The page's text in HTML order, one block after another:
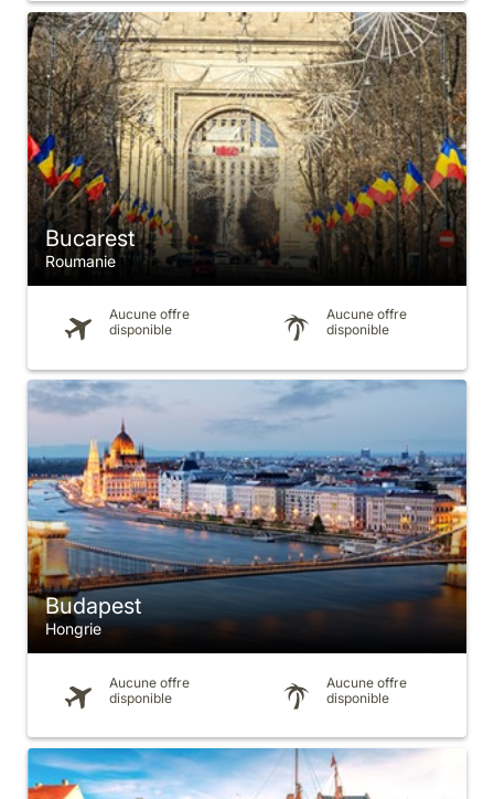
Bucarest
Roumanie
Aucune offre
disponible
Aucune offre
disponible
Budapest
Hongrie
Aucune offre
disponible
Aucune offre
disponible